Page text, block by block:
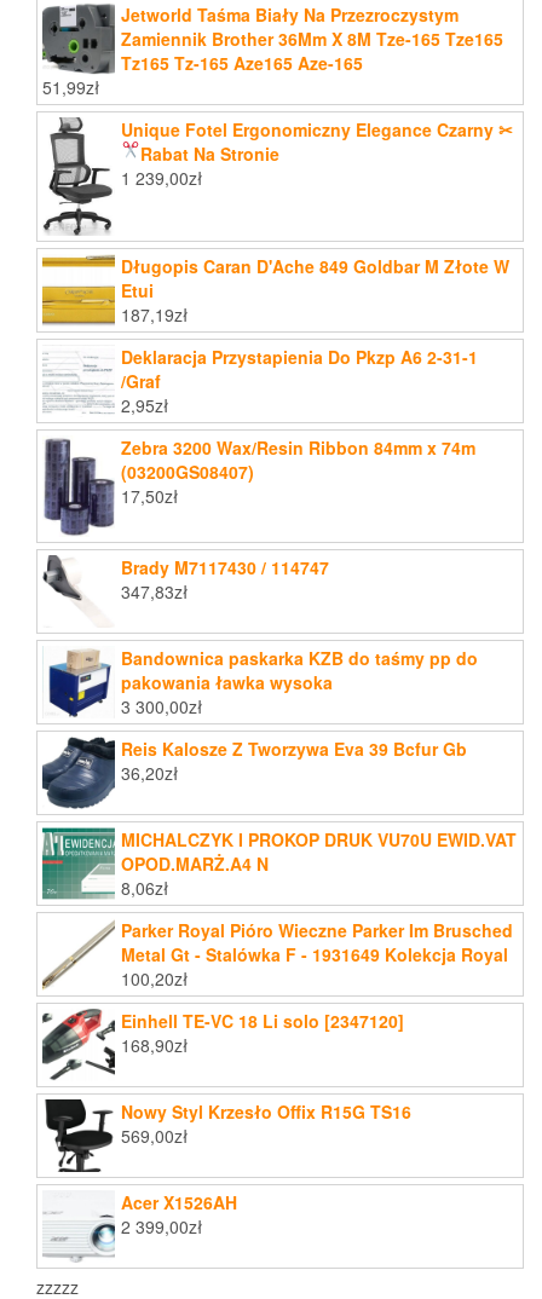
Jetworld Taśma Biały Na Przezroczystym
Zamiennik Brother 36Mm X 8M Tze-165 Tze165
Tz165 Tz-165 Aze165 Aze-165
51,99zł
Unique Fotel Ergonomiczny Elegance Czarny ✂
Rabat Na Stronie
1 239,00zł
Długopis Caran D'Ache 849 Goldbar M Złote W
Etui
187,19zł
Deklaracja Przystapienia Do Pkzp A6 2-31-1
/Graf
2,95zł
Zebra 3200 Wax/Resin Ribbon 84mm x 74m
(03200GS08407)
17,50zł
Brady M7117430 / 114747
347,83zł
Bandownica paskarka KZB do taśmy pp do
pakowania ławka wysoka
3 300,00zł
Reis Kalosze Z Tworzywa Eva 39 Bcfur Gb
36,20zł
MICHALCZYK I PROKOP DRUK VU70U EWID.VAT
OPOD.MARŻ.A4 N
8,06zł
Parker Royal Pióro Wieczne Parker Im Brusched
Metal Gt - Stalówka F - 1931649 Kolekcja Royal
100,20zł
Einhell TE-VC 18 Li solo [2347120]
168,90zł
Nowy Styl Krzesło Offix R15G TS16
569,00zł
Acer X1526AH
2 399,00zł
zzzzz